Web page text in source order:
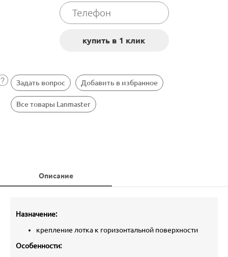
Задать вопрос Добавить в избранное
Все товары Lanmaster
Описание
Назначение:
крепление лотка к горизонтальной поверхности
Особенности: